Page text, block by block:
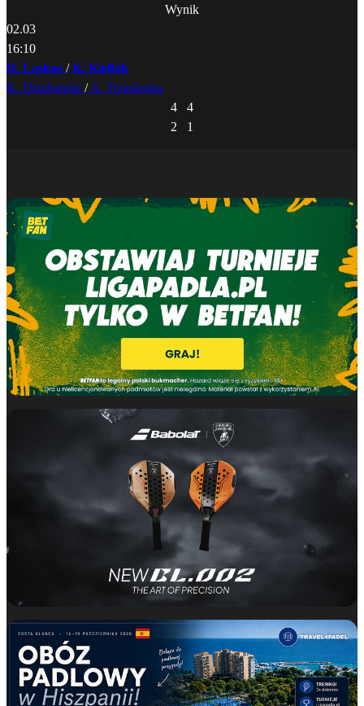
Wynik
02.03
16:10
D. Laskus /K. Kiełbik
K. Dziubanski /A. Trzaskoma
4
4
2
1